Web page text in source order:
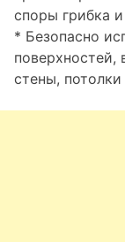
споры грибка
* Безопасно
поверхностей,
стены,